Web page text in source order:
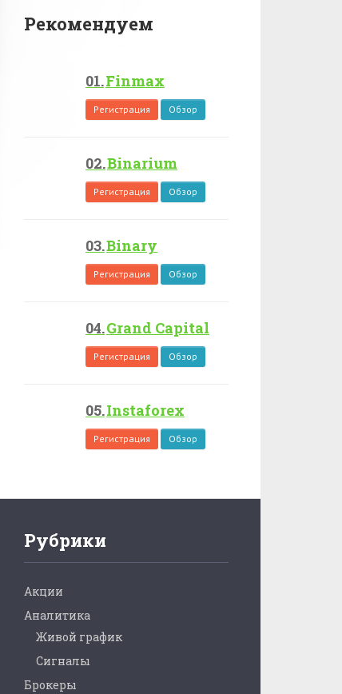
Рекомендуем
Finmax
Регистрация Обзор
Binarium
Регистрация Обзор
Binary
Регистрация Обзор
Grand Capital
Регистрация Обзор
Instaforex
Регистрация Обзор
Рубрики
Акции
Аналитика
Живой график
Сигналы
Брокеры